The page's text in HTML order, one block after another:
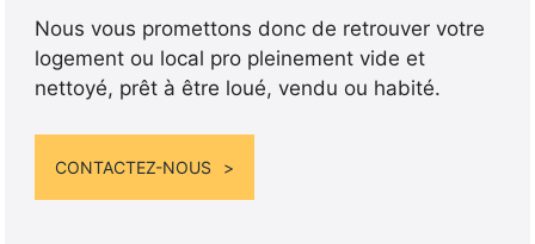
Nous vous promettons donc de retrouver votre
logement ou local pro pleinement vide et
nettoyé, prêt à être loué, vendu ou habité.
CONTACTEZ-NOUS